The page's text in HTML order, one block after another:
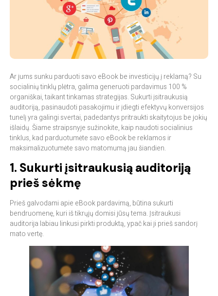
Ar jums sunku parduoti savo eBook be investicijų į reklamą? Su
socialinių tinklų plėtra, galima generuoti pardavimus 100 %
organiškai, taikant tinkamas strategijas. Sukurti įsitraukusią
auditoriją, pasinaudoti pasakojimu ir įdiegti efektyvų konversijos
tunelį yra galingi svertai, padedantys pritraukti skaitytojus be jokių
išlaidų. Šiame straipsnyje sužinokite, kaip naudoti socialinius
tinklus, kad parduotumėte savo eBook be reklamos ir
maksimalizuotumėte savo matomumą jau šiandien.
1. Sukurti įsitraukusią auditoriją
prieš sėkmę
Prieš galvodami apie eBook pardavimą, būtina sukurti
bendruomenę, kuri iš tikrųjų domisi jūsų tema. Įsitraukusi
auditorija labiau linkusi pirkti produktą, ypač kai ji prieš sandorį
mato vertę.